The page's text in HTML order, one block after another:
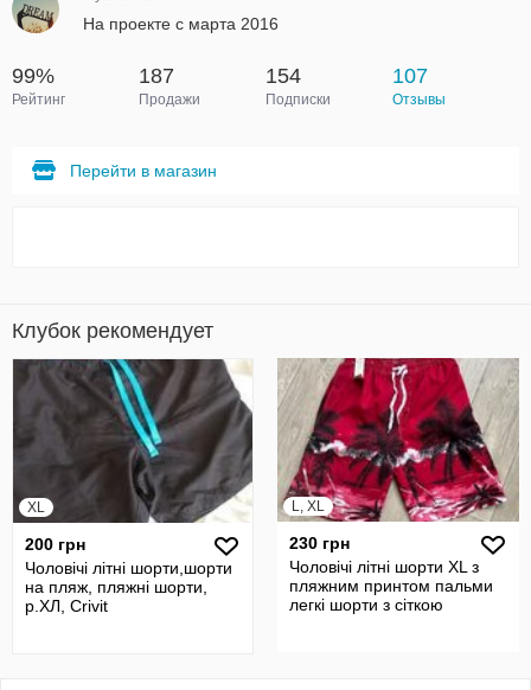
На проекте с марта 2016
99%
Рейтинг
187
Продажи
154
Подписки
107
Отзывы
Перейти в магазин
Клубок рекомендует
XL
200 грн
Чоловічі літні шорти,шорти
на пляж, пляжні шорти,
р.ХЛ, Crivit
L, XL
230 грн
Чоловічі літні шорти XL з
пляжним принтом пальми
легкі шорти з сіткою